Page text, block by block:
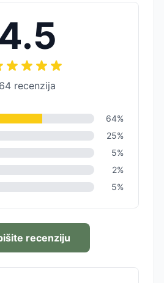
64 recenzija
64%
25%
5%
2%
5%
recenziju